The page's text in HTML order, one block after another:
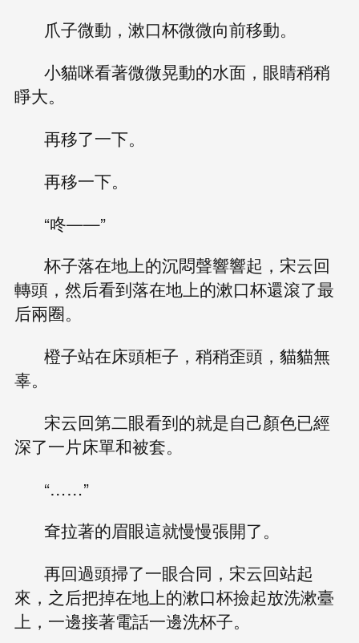
爪子微動，漱口杯微微向前移動。
小貓咪看著微微晃動的水面，眼睛稍稍
睜大。
再移了一下。
再移一下。
“咚——”
杯子落在地上的沉悶聲響響起，宋云回
轉頭，然后看到落在地上的漱口杯還滾了最
后兩圈。
橙子站在床頭柜子，稍稍歪頭，貓貓無
辜。
宋云回第二眼看到的就是自己顏色已經
深了一片床單和被套。
“……”
耷拉著的眉眼這就慢慢張開了。
再回過頭掃了一眼合同，宋云回站起
來，之后把掉在地上的漱口杯撿起放洗漱臺
上，一邊接著電話一邊洗杯子。